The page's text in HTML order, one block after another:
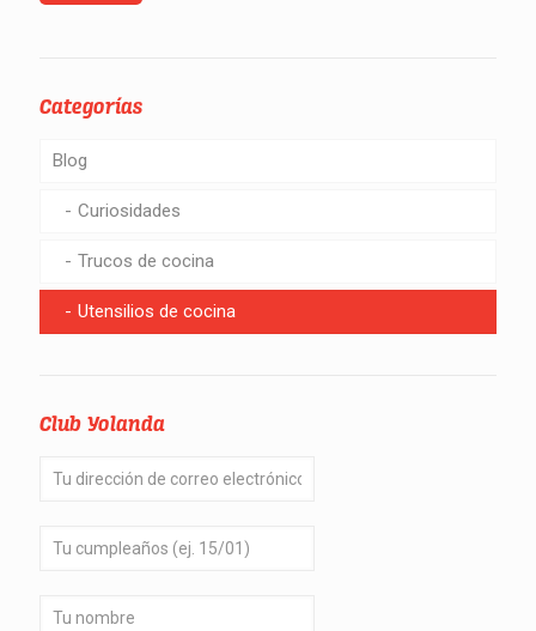
Categorías
Blog
Curiosidades
Trucos de cocina
Utensilios de cocina
Club Yolanda